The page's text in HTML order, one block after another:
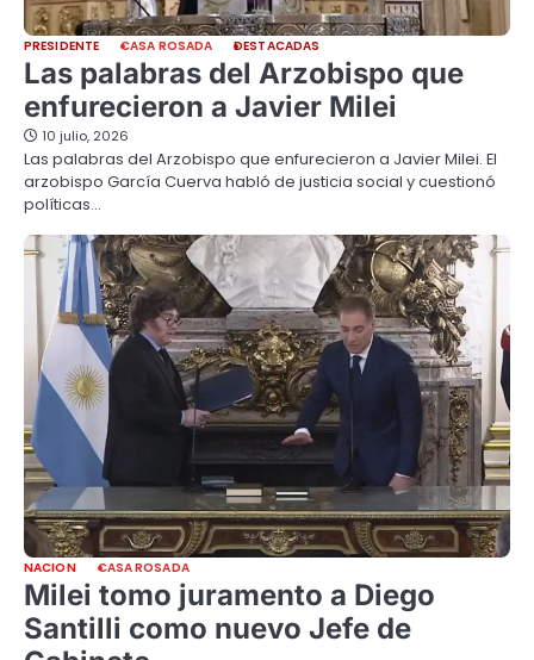
PRESIDENTE CASA ROSADA DESTACADAS
Las palabras del Arzobispo que
enfurecieron a Javier Milei
10 julio, 2026
Las palabras del Arzobispo que enfurecieron a Javier Milei. El
arzobispo García Cuerva habló de justicia social y cuestionó
políticas…
NACION CASA ROSADA
Milei tomo juramento a Diego
Santilli como nuevo Jefe de